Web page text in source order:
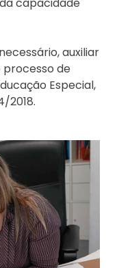
auxiliar
de
Especial,
2018.